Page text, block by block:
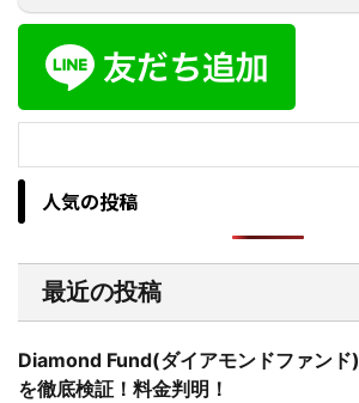
人気の投稿
最近の投稿
Diamond Fund(ダイアモンドファンド
を徹底検証！料金判明！